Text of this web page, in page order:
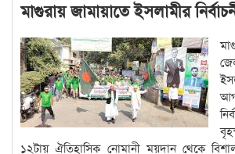
মাগুরায় জামায়াতে ইসলামীর
১২টায় ঐতিহাসিক নোমানী ময়দান থেকে বিশাল